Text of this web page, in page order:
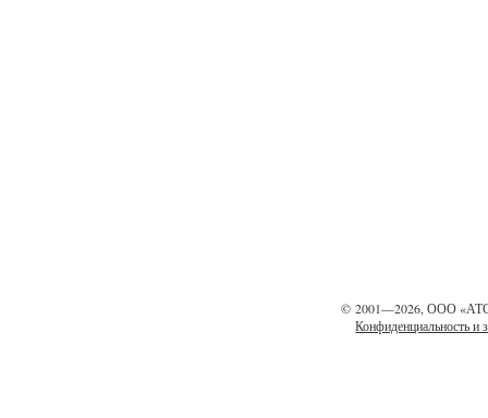
© 2001—2026, ООО
Конфиденциальность и